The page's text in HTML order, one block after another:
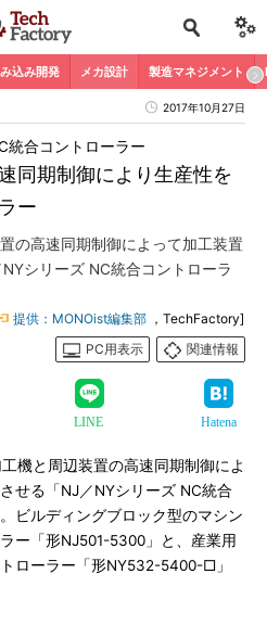
込み開発 メカ設計 製造マネジメント
2017年10月27日
同期制御により生産性を
ー
統合コントローラー
の高速同期制御によって加工装置
シリーズ NC統合コントローラ
提供：MONOist編集部 ，TechFactory]
PC用表示
関連情報
LINE Hatena
機と周辺装置の高速同期制御によ
せる「NJ／NYシリーズ NC統合
ビルディングブロック型のマシン
ー「形NJ501-5300」と、産業用
ローラー「形NY532-5400-□」